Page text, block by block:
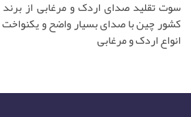
کشور چین با صدای بسیار واضح و
انواع اردک و مرغابی